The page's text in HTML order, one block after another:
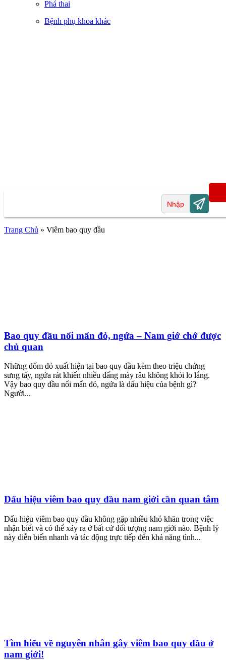
Phá thai
Bệnh phụ khoa khác
Trang Chủ » Viêm bao quy đầu
Bao quy đầu nổi mẩn đỏ, ngứa – Nam giớ chớ được
chủ quan
Những đốm đỏ xuất hiện tại bao quy đầu kèm theo triệu chứng
sưng tấy, ngứa rát khiến nhiều đấng mày râu không khỏi lo lắng.
Vậy bao quy đầu nổi mẩn đỏ, ngứa là dấu hiệu của bệnh gì?
Người...
Dấu hiệu viêm bao quy đầu nam giới cần quan tâm
Dấu hiệu viêm bao quy đầu không gặp nhiều khó khăn trong việc
nhận biết và có thể xảy ra ở bất cứ đối tượng nam giới nào. Bệnh lý
này diễn biến nhanh và tác động trực tiếp đến khả năng tình...
Tìm hiểu về nguyên nhân gây viêm bao quy đầu ở
nam giới!